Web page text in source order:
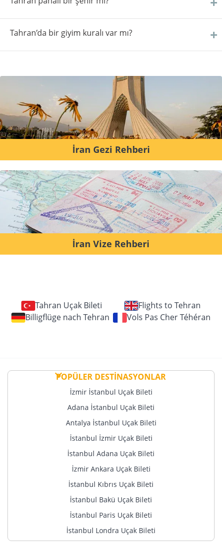
Tahran’da bir giyim kuralı var mı?
İran Gezi Rehberi
İran Vize Rehberi
Tahran Uçak Bileti
Flights to Tehran
Billigflüge nach Tehran
Vols Pas Cher Téhéran
POPÜLER DESTİNASYONLAR
İzmir İstanbul Uçak Bileti
Adana İstanbul Uçak Bileti
Antalya İstanbul Uçak Bileti
İstanbul İzmir Uçak Bileti
İstanbul Adana Uçak Bileti
İzmir Ankara Uçak Bileti
İstanbul Kıbrıs Uçak Bileti
İstanbul Bakü Uçak Bileti
İstanbul Paris Uçak Bileti
İstanbul Londra Uçak Bileti